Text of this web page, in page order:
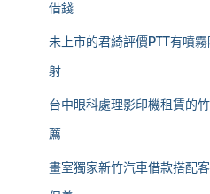
借錢
未上市的君綺評價PTT有噴
射
台中眼科處理影印機租賃的
薦
畫室獨家新竹汽車借款搭配